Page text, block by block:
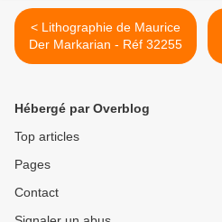
< Lithographie de Maurice
Der Markarian - Réf 32255
Hébergé par Overblog
Top articles
Pages
Contact